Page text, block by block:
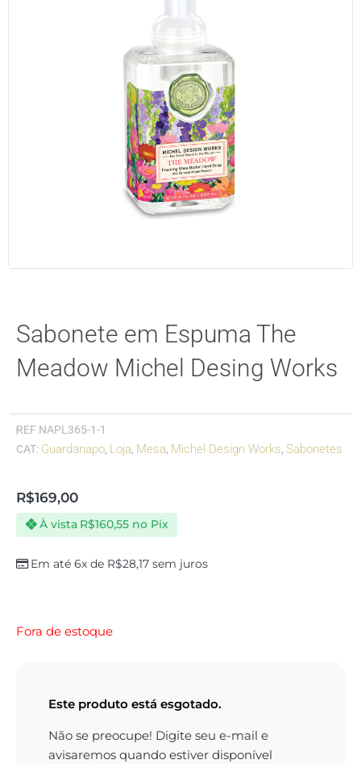
Sabonete em Espuma The
Meadow Michel Desing Works
REF NAPL365-1-1
CAT: Guardanapo, Loja, Mesa, Michel Design Works, Sabonetes
R$169,00
Em até 6x de R$28,17 sem juros
À vista R$160,55 no Pix
Fora de estoque
Este produto está esgotado.
Não se preocupe! Digite seu e-mail e
avisaremos quando estiver disponível